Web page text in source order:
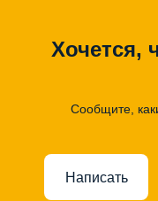
Хочется,
Сообщите,
Написать